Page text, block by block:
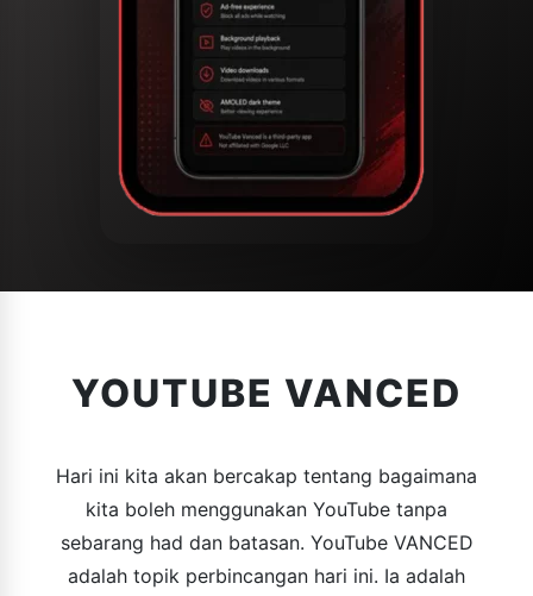
YOUTUBE VANCED
Hari ini kita akan bercakap tentang bagaimana
kita boleh menggunakan YouTube tanpa
sebarang had dan batasan. YouTube VANCED
adalah topik perbincangan hari ini. Ia adalah